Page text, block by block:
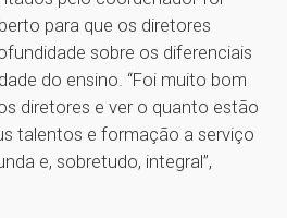
para que os diretores
sobre os diferenciais
do ensino. “Foi muito bom
diretores e ver o quanto estão
talentos e formação a serviço
e, sobretudo, integral”,